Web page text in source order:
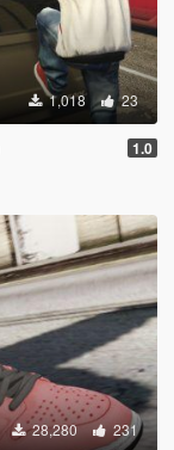
1,018 23
1.0
28,280 231